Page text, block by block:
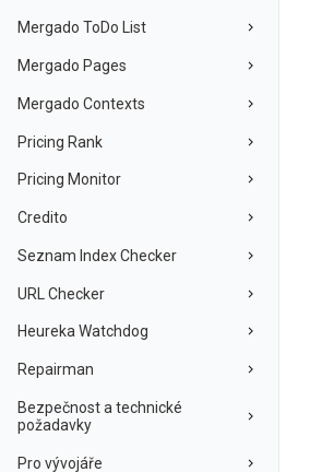
Mergado ToDo List
Mergado Pages
Mergado Contexts
Pricing Rank
Pricing Monitor
Credito
Seznam Index Checker
URL Checker
Heureka Watchdog
Repairman
Bezpečnost a technické
požadavky
Pro vývojáře